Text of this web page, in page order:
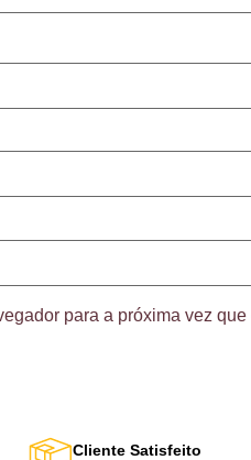
para a próxima vez que
Cliente Satisfeito